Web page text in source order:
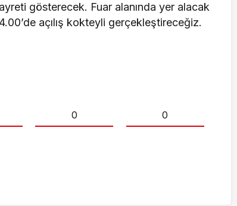
gösterecek. Fuar alanında yer alacak
açılış kokteyli gerçekleştireceğiz.
0 0